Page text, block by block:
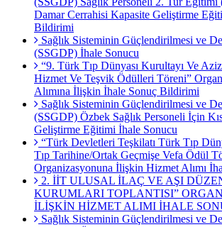
Damar Cerrahisi Kapasite Geliştirme
Bildirimi
Sağlık Sisteminin Güçlendirilmesi ve
(SSGDP) İhale Sonucu
“9. Türk Tıp Dünyası Kurultayı Ve
Hizmet Ve Teşvik Ödülleri Töreni”
Alımına İlişkin İhale Sonuç Bildirimi
Sağlık Sisteminin Güçlendirilmesi ve
(SSGDP) Özbek Sağlık Personeli İçin
Geliştirme Eğitimi İhale Sonucu
“Türk Devletleri Teşkilatı Türk Tıp
Tıp Tarihine/Ortak Geçmişe Vefa Ödül
Organizasyonuna İlişkin Hizmet Alımı
2. İİT ULUSAL İLAÇ VE AŞI
KURUMLARI TOPLANTISI”
İLİŞKİN HİZMET ALIMI İHALE
Sağlık Sisteminin Güçlendirilmesi ve